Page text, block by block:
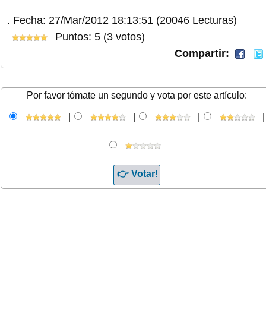
. Fecha: 27/Mar/2012 18:13:51 (20046 Lecturas)
Puntos: 5 (3 votos)
Compartir:
Por favor tómate un segundo y vota por este artículo: